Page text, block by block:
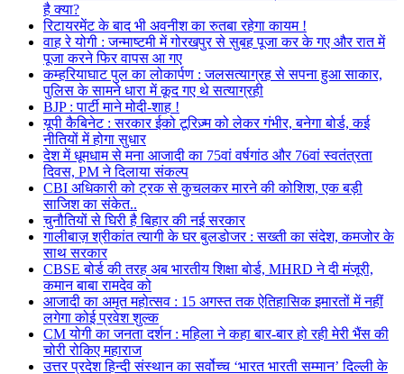
है क्या?
रिटायरमेंट के बाद भी अवनीश का रुतबा रहेगा कायम !
वाह रे योगी : जन्माष्टमी में गोरखपुर से सुबह पूजा कर के गए और रात में
पूजा करने फिर वापस आ गए
कम्हरियाघाट पुल का लोकार्पण : जलसत्याग्रह से सपना हुआ साकार,
पुलिस के सामने धारा में कूद गए थे सत्याग्रही
BJP : पार्टी माने मोदी-शाह !
यूपी कैबिनेट : सरकार ईको टूरिज़्म को लेकर गंभीर, बनेगा बोर्ड, कई
नीतियों में होगा सुधार
देश में धूमधाम से मना आजादी का 75वां वर्षगांठ और 76वां स्वतंत्रता
दिवस, PM ने दिलाया संकल्प
CBI अधिकारी को ट्रक से कुचलकर मारने की कोशिश, एक बड़ी
साजिश का संकेत..
चुनौतियों से घिरी है बिहार की नई सरकार
गालीबाज़ श्रीकांत त्यागी के घर बुलडोजर : सख्ती का संदेश, कमजोर के
साथ सरकार
CBSE बोर्ड की तरह अब भारतीय शिक्षा बोर्ड, MHRD ने दी मंजूरी,
कमान बाबा रामदेव को
आजादी का अमृत महोत्सव : 15 अगस्त तक ऐतिहासिक इमारतों में नहीं
लगेगा कोई प्रवेश शुल्क
CM योगी का जनता दर्शन : महिला ने कहा बार-बार हो रही मेरी भैंस की
चोरी रोकिए महाराज
उत्तर प्रदेश हिन्दी संस्थान का सर्वोच्च ‘भारत भारती सम्मान’ दिल्ली के